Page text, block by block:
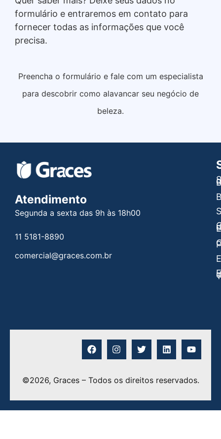
formulário e entraremos em contato para
fornecer todas as informações que você
precisa.
Preencha o formulário e fale com um especialista
para descobrir como alavancar seu negócio de
beleza.
Atendimento
Segunda a sexta das 9h às 18h00
11 5181-8890
comercial@graces.com.br
©2026, Graces – Todos os direitos reservados.